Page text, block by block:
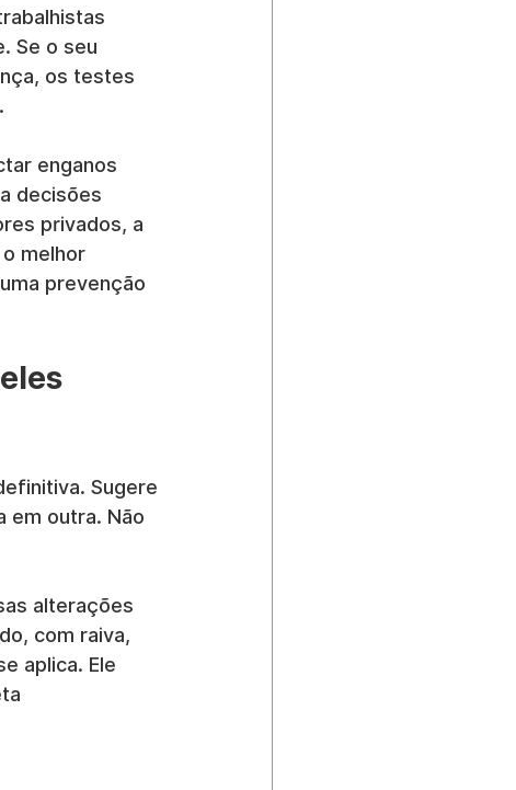
Se o seu
os testes
enganos
decisões
privados, a
melhor
prevenção
Sugere
em outra. Não
alterações
com raiva,
aplica. Ele